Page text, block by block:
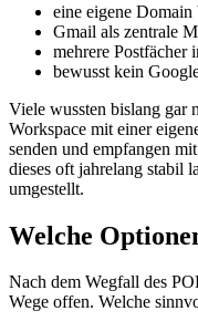
eine eigene Domain
Gmail als zentrale
mehrere Postfächer
bewusst kein
Viele wussten bislang gar
Workspace mit einer
senden und empfangen
dieses oft jahrelang stabil
umgestellt.
Welche
Nach dem Wegfall des
Wege offen. Welche